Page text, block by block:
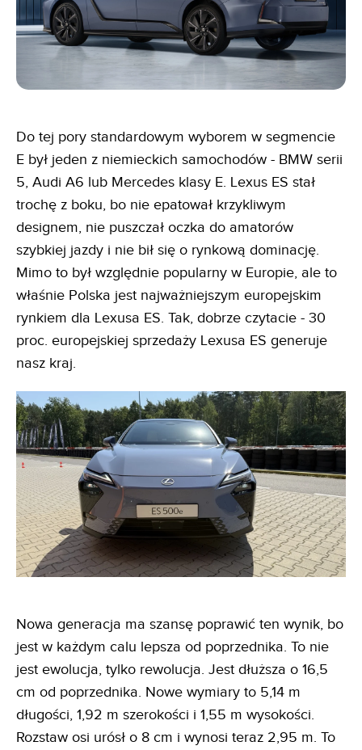
Do tej pory standardowym wyborem w segmencie
E był jeden z niemieckich samochodów - BMW serii
5, Audi A6 lub Mercedes klasy E. Lexus ES stał
trochę z boku, bo nie epatował krzykliwym
designem, nie puszczał oczka do amatorów
szybkiej jazdy i nie bił się o rynkową dominację.
Mimo to był względnie popularny w Europie, ale to
właśnie Polska jest najważniejszym europejskim
rynkiem dla Lexusa ES. Tak, dobrze czytacie - 30
proc. europejskiej sprzedaży Lexusa ES generuje
nasz kraj.
Nowa generacja ma szansę poprawić ten wynik, bo
jest w każdym calu lepsza od poprzednika. To nie
jest ewolucja, tylko rewolucja. Jest dłuższa o 16,5
cm od poprzednika. Nowe wymiary to 5,14 m
długości, 1,92 m szerokości i 1,55 m wysokości.
Rozstaw osi urósł o 8 cm i wynosi teraz 2,95 m. To